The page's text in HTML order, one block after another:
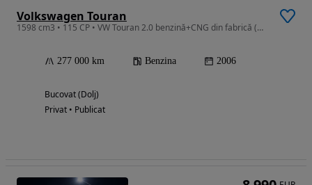
Volkswagen Touran
1598 cm3 • 115 CP • VW Touran 2.0 benzină+CNG din fabrică (motor aspirat cu o axă 115 cp)
277 000 km Benzina 2006
Bucovat (Dolj)
Privat • Publicat